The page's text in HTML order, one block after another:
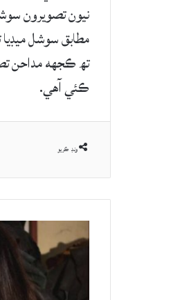
نيون تصويرون
مطابق سوشل
تھ ڪجهه مداحن
ڪئي آهي.
ونڊ ڪريو